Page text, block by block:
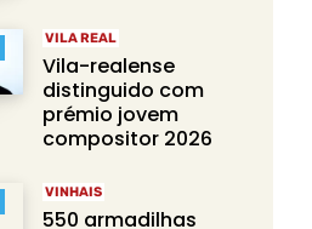
VILA REAL
Vila-realense
distinguido com
prémio jovem
compositor 2026
VINHAIS
550 armadilhas